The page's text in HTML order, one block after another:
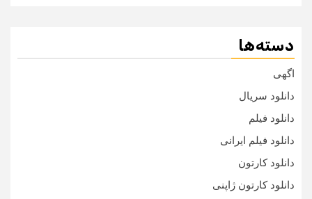
دسته‌ها
اگهی
دانلود سریال
دانلود فیلم
دانلود فیلم ایرانی
دانلود کارتون
دانلود کارتون ژاپنی